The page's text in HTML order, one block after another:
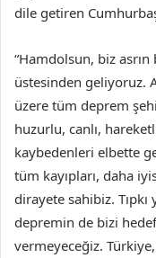
dile getiren
“Hamdolsun, biz
üstesinden geliyoruz.
üzere tüm deprem
huzurlu, canlı,
kaybedenleri elbette
tüm kayıpları, daha
dirayete sahibiz. Tıpkı
depremin de bizi
vermeyeceğiz.